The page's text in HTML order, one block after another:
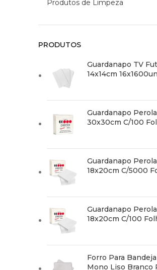
Produtos de Limpeza
PRODUTOS
Guardanapo TV
14x14cm 16x1600un
Guardanapo Perola
30x30cm C/100
Guardanapo Perola
18x20cm C/5000
Guardanapo Perola
18x20cm C/100
Forro Para
Mono Liso Branco